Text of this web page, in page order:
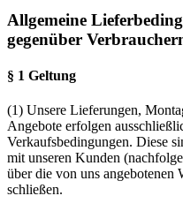
Allgemeine
gegenüber
§ 1 Geltung
(1) Unsere Lieferungen,
Angebote erfolgen
Verkaufsbedingungen. Diese
mit unseren Kunden
über die von uns angebotenen
schließen.